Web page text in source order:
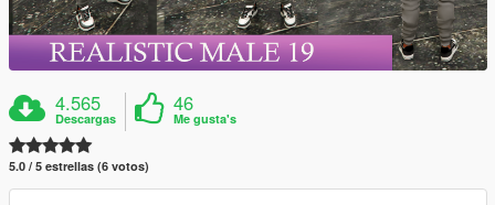
4.565
Descargas
46
Me gusta's
5.0 / 5 estrellas (6 votos)